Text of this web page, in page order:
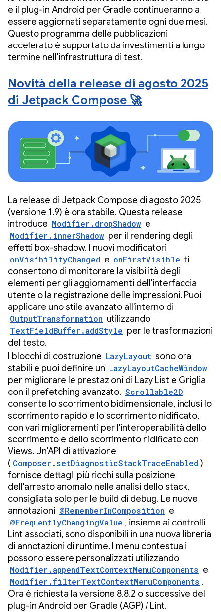
e il plug-in Android per Gradle continueranno a
essere aggiornati separatamente ogni due mesi.
Questo programma delle pubblicazioni
accelerato è supportato da investimenti a lungo
termine nell'infrastruttura di test.
Novità della release di agosto 2025
di Jetpack Compose 🚀
La release di Jetpack Compose di agosto 2025
(versione 1.9) è ora stabile. Questa release
introduce Modifier.dropShadow e
Modifier.innerShadow per il rendering degli
effetti box-shadow. I nuovi modificatori
onVisibilityChanged e onFirstVisible ti
consentono di monitorare la visibilità degli
elementi per gli aggiornamenti dell'interfaccia
utente o la registrazione delle impressioni. Puoi
applicare uno stile avanzato all'interno di
OutputTransformation utilizzando
TextFieldBuffer.addStyle per le trasformazioni
del testo.
I blocchi di costruzione LazyLayout sono ora
stabili e puoi definire un LazyLayoutCacheWindow
per migliorare le prestazioni di Lazy List e Griglia
con il prefetching avanzato. Scrollable2D
consente lo scorrimento bidimensionale, inclusi lo
scorrimento rapido e lo scorrimento nidificato,
con vari miglioramenti per l'interoperabilità dello
scorrimento e dello scorrimento nidificato con
Views. Un'API di attivazione
( Composer.setDiagnosticStackTraceEnabled )
fornisce dettagli più ricchi sulla posizione
dell'arresto anomalo nelle analisi dello stack,
consigliata solo per le build di debug. Le nuove
annotazioni @RememberInComposition e
@FrequentlyChangingValue , insieme ai controlli
Lint associati, sono disponibili in una nuova libreria
di annotazioni di runtime. I menu contestuali
possono essere personalizzati utilizzando
Modifier.appendTextContextMenuComponents e
Modifier.filterTextContextMenuComponents .
Ora è richiesta la versione 8.8.2 o successive del
plug-in Android per Gradle (AGP) / Lint.